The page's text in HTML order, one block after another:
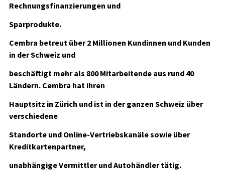
Rechnungsfinanzierungen und
Sparprodukte.
Cembra betreut über 2 Millionen Kundinnen und Kunden
in der Schweiz und
beschäftigt mehr als 800 Mitarbeitende aus rund 40
Ländern. Cembra hat ihren
Hauptsitz in Zürich und ist in der ganzen Schweiz über
verschiedene
Standorte und Online-Vertriebskanäle sowie über
Kreditkartenpartner,
unabhängige Vermittler und Autohändler tätig.